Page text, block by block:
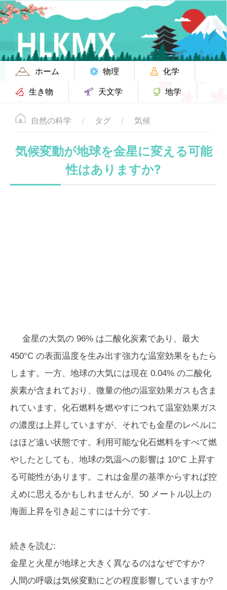
ホーム 物理
化学
生き物
天文学 地学
自然の科学 タグ 気候
気候変動が地球を金星に変える可能
性はありますか?
金星の大気の 96% は二酸化炭素であり、最大
450°C の表面温度を生み出す強力な温室効果をもたら
します。一方、地球の大気には現在 0.04% の二酸化
炭素が含まれており、微量の他の温室効果ガスも含ま
れています。化石燃料を燃やすにつれて温室効果ガス
の濃度は上昇していますが、それでも金星のレベルに
はほど遠い状態です。利用可能な化石燃料をすべて燃
やしたとしても、地球の気温への影響は 10°C 上昇す
る可能性があります。これは金星の基準からすれば控
えめに思えるかもしれませんが、50 メートル以上の
海面上昇を引き起こすには十分です.
続きを読む:
金星と火星が地球と大きく異なるのはなぜですか?
人間の呼吸は気候変動にどの程度影響していますか?